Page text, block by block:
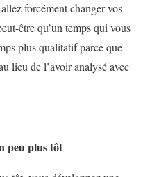
forcément changer vos
être qu’un temps qui vous
plus qualitatif parce que
lieu de l’avoir analysé avec
peu plus tôt